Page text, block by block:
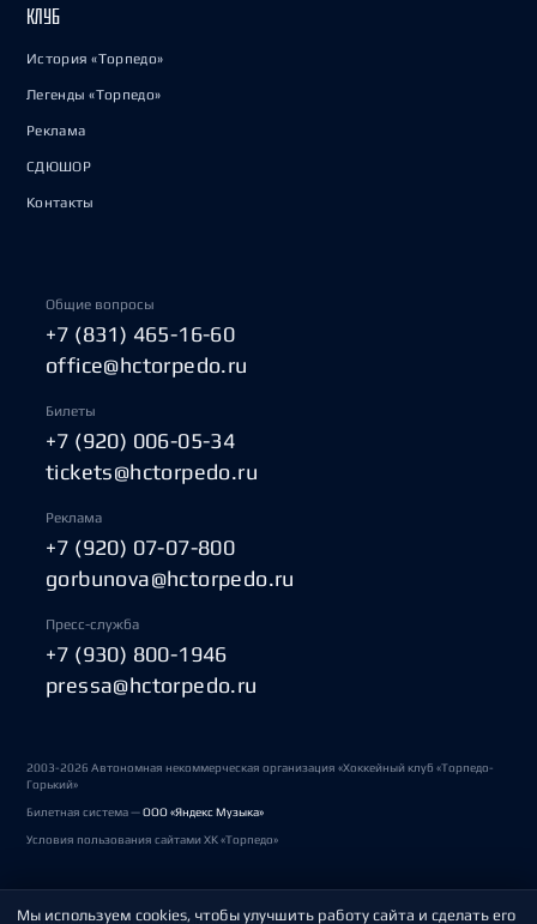
КЛУБ
История «Торпедо»
Легенды «Торпедо»
Реклама
СДЮШОР
Контакты
Общие вопросы
+7 (831) 465-16-60
office@hctorpedo.ru
Билеты
+7 (920) 006-05-34
tickets@hctorpedo.ru
Реклама
+7 (920) 07-07-800
gorbunova@hctorpedo.ru
Пресс-служба
+7 (930) 800-1946
pressa@hctorpedo.ru
2003-2026 Автономная некоммерческая организация «Хоккейный клуб «Торпедо-
Горький»
Билетная система —ООО «Яндекс Музыка»
Условия пользования сайтами ХК «Торпедо»
Политика обработки персональных данных
Мы используем cookies, чтобы улучшить работу сайта и сделать его